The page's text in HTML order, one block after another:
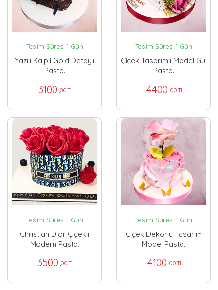
Teslim Süresi 1 Gün
Yazılı Kalpli Gold Detaylı
Pasta.
3100 ,00 TL
Teslim Süresi 1 Gün
Çiçek Tasarımlı Model Gül
Pasta.
4400 ,00 TL
Teslim Süresi 1 Gün
Christian Dior Çiçekli
Modern Pasta.
3500 ,00 TL
Teslim Süresi 1 Gün
Çiçek Dekorlu Tasarım
Model Pasta.
4100 ,00 TL